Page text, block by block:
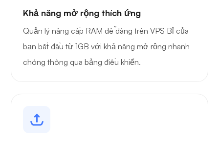
Khả năng mở rộng thích ứng
Quản lý nâng cấp RAM dễ dàng trên VPS Bỉ của
bạn bắt đầu từ 1GB với khả năng mở rộng nhanh
chóng thông qua bảng điều khiển.